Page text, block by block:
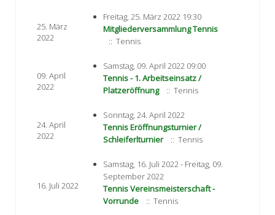
25. März
2022
Freitag, 25. März 2022 19:30
Mitgliederversammlung Tennis
:: Tennis
09. April
2022
Samstag, 09. April 2022 09:00
Tennis - 1. Arbeitseinsatz /
Platzeröffnung
:: Tennis
24. April
2022
Sonntag, 24. April 2022
Tennis Eröffnungsturnier /
Schleiferlturnier
:: Tennis
16. Juli 2022
Samstag, 16. Juli 2022 - Freitag, 09.
September 2022
Tennis Vereinsmeisterschaft -
Vorrunde
:: Tennis